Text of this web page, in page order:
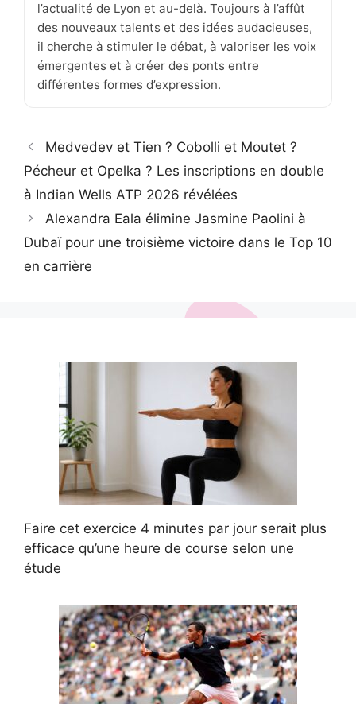
l’actualité de Lyon et au-delà. Toujours à l’affût
des nouveaux talents et des idées audacieuses,
il cherche à stimuler le débat, à valoriser les voix
émergentes et à créer des ponts entre
différentes formes d’expression.
Medvedev et Tien ? Cobolli et Moutet ?
Pécheur et Opelka ? Les inscriptions en double
à Indian Wells ATP 2026 révélées
Alexandra Eala élimine Jasmine Paolini à
Dubaï pour une troisième victoire dans le Top 10
en carrière
Faire cet exercice 4 minutes par jour serait plus
efficace qu’une heure de course selon une
étude